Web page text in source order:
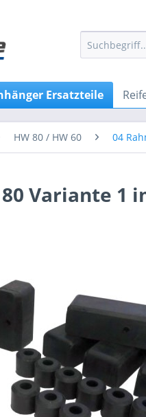
Ersatzteile
HW 80 / HW 60 04
Variante 1